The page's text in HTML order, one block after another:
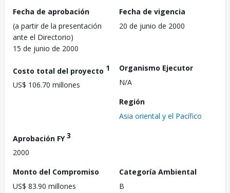
Fecha de aprobación
(a partir de la presentación
ante el Directorio)
15 de junio de 2000
Fecha de vigencia
20 de junio de 2000
Costo total del proyecto 1
US$ 106.70 millones
Organismo Ejecutor
N/A
Región
Asia oriental y el Pacífico
Aprobación FY3
2000
Monto del Compromiso
US$ 83.90 millones
Categoría Ambiental
B